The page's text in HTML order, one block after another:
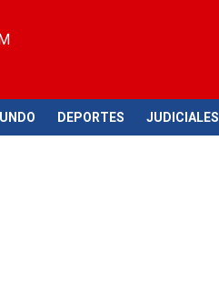
DEPORTES JUDICIALES